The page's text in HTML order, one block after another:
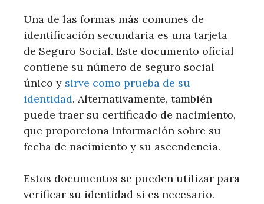
Una de las formas más comunes de
identificación secundaria es una tarjeta
de Seguro Social. Este documento oficial
contiene su número de seguro social
único y sirve como prueba de su
identidad. Alternativamente, también
puede traer su certificado de nacimiento,
que proporciona información sobre su
fecha de nacimiento y su ascendencia.
Estos documentos se pueden utilizar para
verificar su identidad si es necesario.